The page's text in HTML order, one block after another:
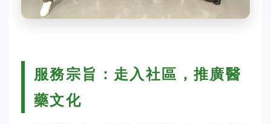
服務宗旨：走入社區，推廣醫
藥文化